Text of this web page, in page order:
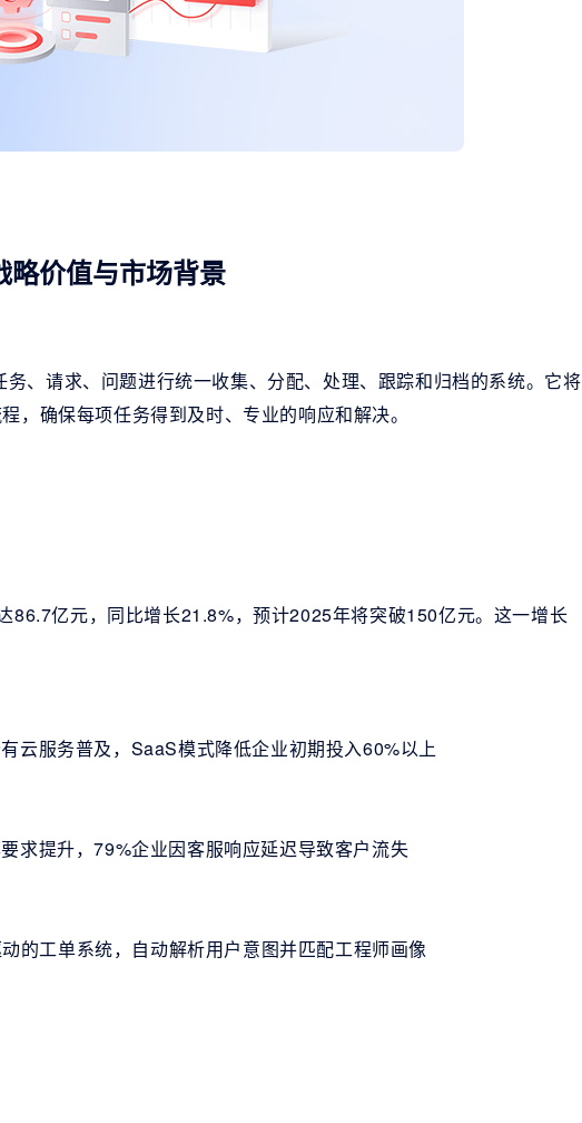
略价值与市场背景
、请求、问题进行统一收集、分配、处理、跟踪和归档的系统。它将
，确保每项任务得到及时、专业的响应和解决。
86.7亿元，同比增长21.8%，预计2025年将突破150亿元。这一增长
云服务普及，SaaS模式降低企业初期投入60%以上
求提升，79%企业因客服响应延迟导致客户流失
的工单系统，自动解析用户意图并匹配工程师画像